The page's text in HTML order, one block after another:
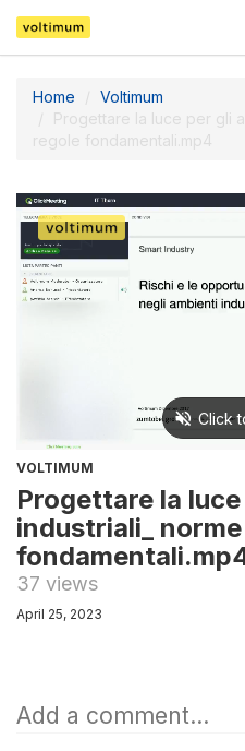
Home
Voltimum
Progettare la luce per gli
regole fondamentali.mp4
VOLTIMUM
Progettare la
industriali_
37 views
April 25, 2023
Add a comment...